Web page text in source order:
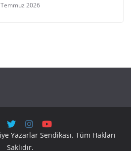
2026
Yazarlar Sendikası. Tüm Hakları
Saklıdır.